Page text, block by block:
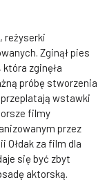
reżyserki
Zginął pies
zginęła
próbę stworzenia
wstawki
filmy
przez
Ołdak za film dla
się być zbyt
aktorską.